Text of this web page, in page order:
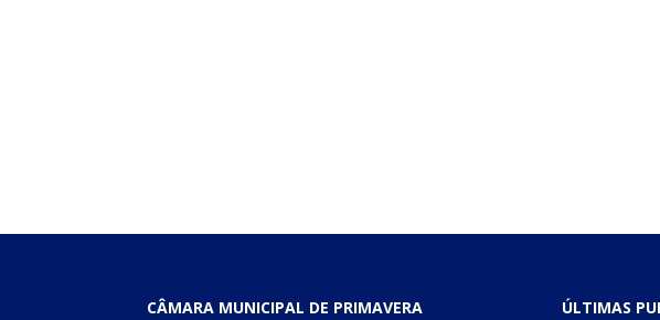
CÂMARA MUNICIPAL DE PRIMAVERA ÚLTIMAS